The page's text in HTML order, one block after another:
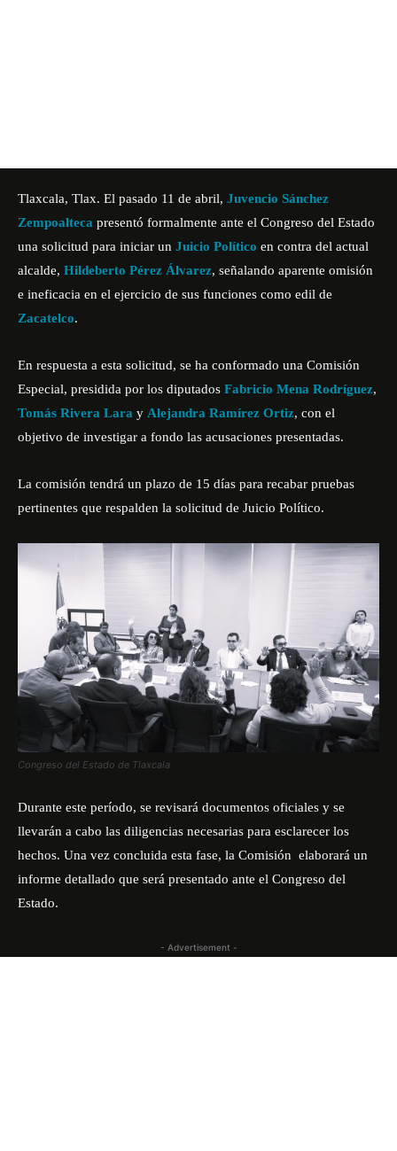
Tlaxcala, Tlax. El pasado 11 de abril, Juvencio Sánchez
Zempoalteca presentó formalmente ante el Congreso del Estado
una solicitud para iniciar un Juicio Político en contra del actual
alcalde, Hildeberto Pérez Álvarez, señalando aparente omisión
e ineficacia en el ejercicio de sus funciones como edil de
Zacatelco.
En respuesta a esta solicitud, se ha conformado una Comisión
Especial, presidida por los diputados Fabricio Mena Rodríguez,
Tomás Rivera Lara y Alejandra Ramírez Ortiz, con el
objetivo de investigar a fondo las acusaciones presentadas.
La comisión tendrá un plazo de 15 días para recabar pruebas
pertinentes que respalden la solicitud de Juicio Político.
Congreso del Estado de Tlaxcala
Durante este período, se revisará documentos oficiales y se
llevarán a cabo las diligencias necesarias para esclarecer los
hechos. Una vez concluida esta fase, la Comisión elaborará un
informe detallado que será presentado ante el Congreso del
Estado.
- Advertisement -